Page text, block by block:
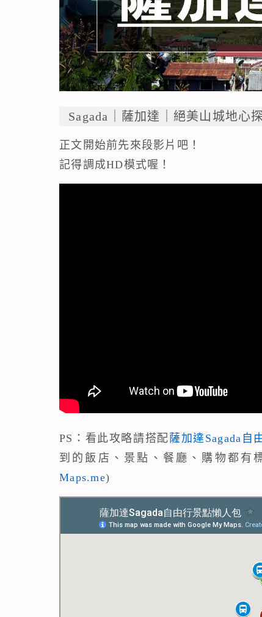
Sagada｜薩加達｜絕美山城地心
正文開始前先來段影片吧！
記得調成HD模式喔！
PS：看此攻略請搭配薩加達Sagada自
到的飯店、景點、餐廳、購物都有
Maps.me)